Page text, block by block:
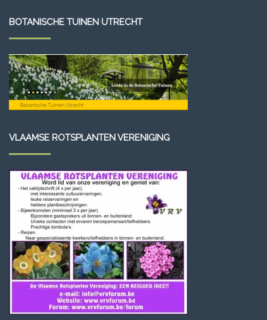
BOTANISCHE TUINEN UTRECHT
VLAAMSE ROTSPLANTEN VERENIGING